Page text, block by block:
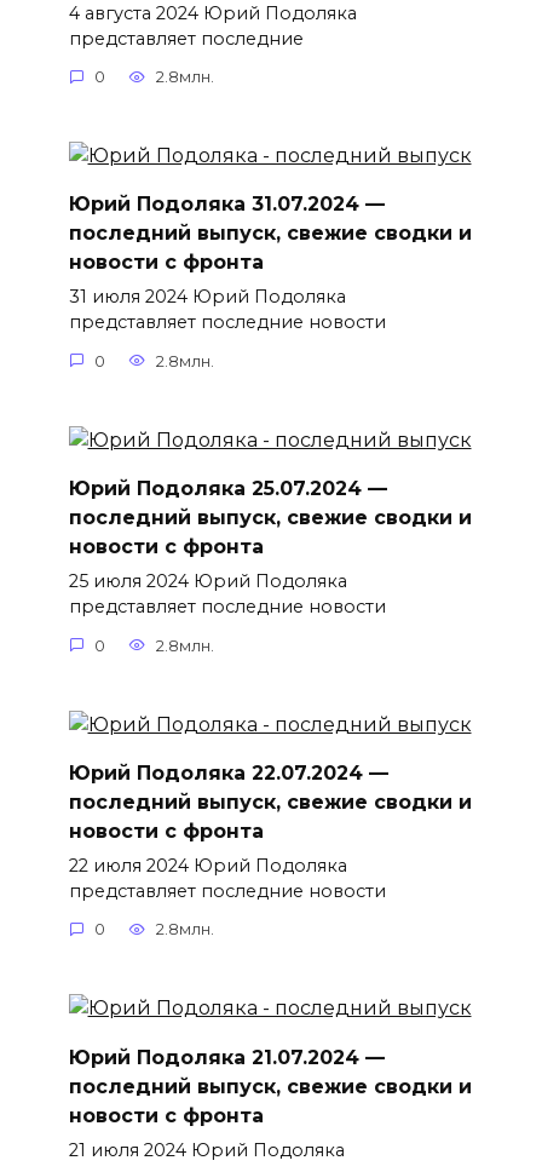
4 августа 2024 Юрий Подоляка
представляет последние
0 2.8млн.
Юрий Подоляка 31.07.2024 —
последний выпуск, свежие сводки и
новости с фронта
31 июля 2024 Юрий Подоляка
представляет последние новости
0 2.8млн.
Юрий Подоляка 25.07.2024 —
последний выпуск, свежие сводки и
новости с фронта
25 июля 2024 Юрий Подоляка
представляет последние новости
0 2.8млн.
Юрий Подоляка 22.07.2024 —
последний выпуск, свежие сводки и
новости с фронта
22 июля 2024 Юрий Подоляка
представляет последние новости
0 2.8млн.
Юрий Подоляка 21.07.2024 —
последний выпуск, свежие сводки и
новости с фронта
21 июля 2024 Юрий Подоляка